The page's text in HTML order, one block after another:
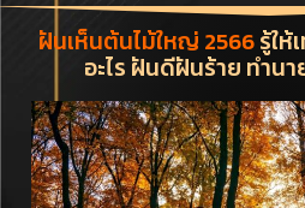
ฝันเห็นต้นไม้ใหญ่ 2566รู้ให้
อะไร ฝันดีฝันร้าย ทำน